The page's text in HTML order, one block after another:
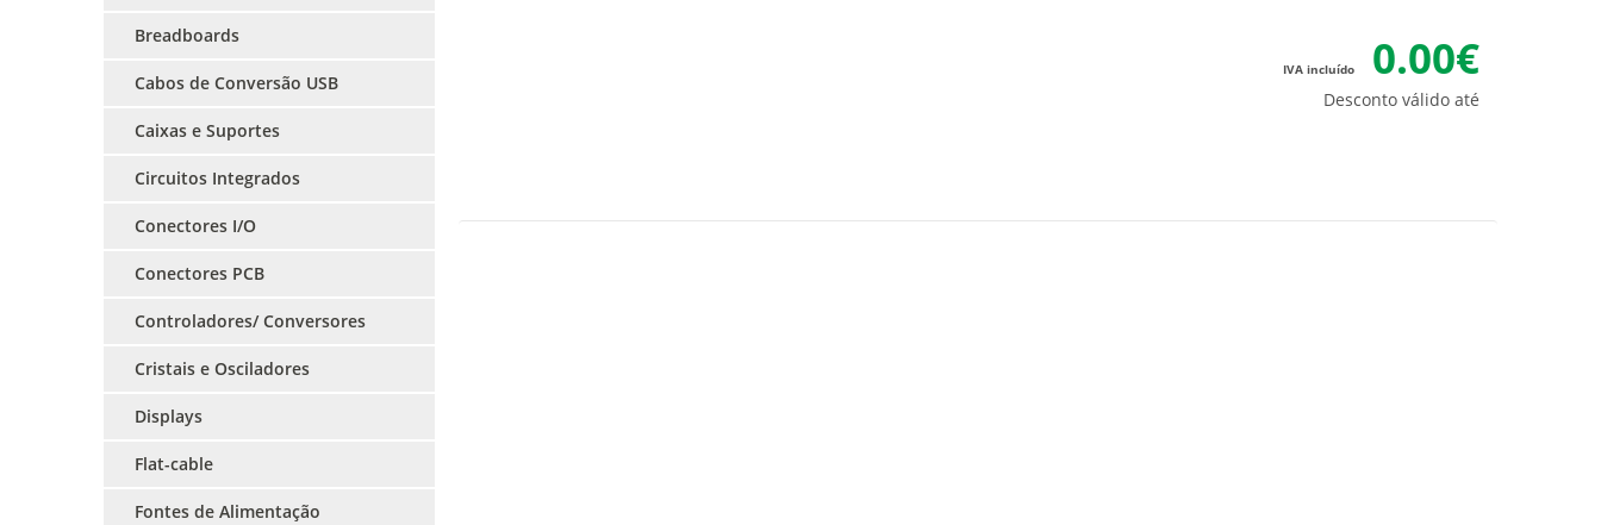
Breadboards
Cabos de Conversão USB
Caixas e Suportes
Circuitos Integrados
Conectores I/O
Conectores PCB
Controladores/ Conversores
Cristais e Osciladores
Displays
Flat-cable
Fontes de Alimentação
0.00€
IVA incluído
Desconto válido até